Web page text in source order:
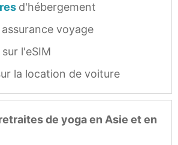
d'hébergement
assurance voyage
sur l'eSIM
la location de voiture
de yoga en Asie et en